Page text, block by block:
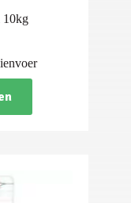
10kg